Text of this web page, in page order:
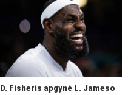
D. Fisheris apgynė L. Jameso